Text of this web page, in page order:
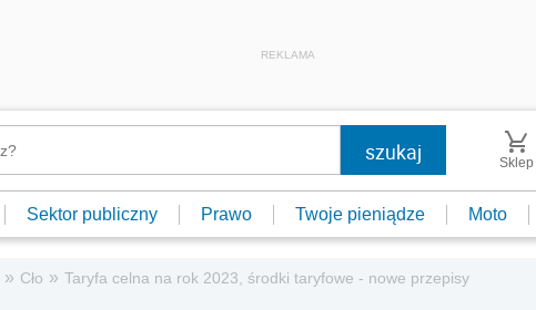
REKLAMA
Sklep
Sektor publiczny Prawo Twoje pieniądze Moto
» Cło » Taryfa celna na rok 2023, środki taryfowe - nowe przepisy